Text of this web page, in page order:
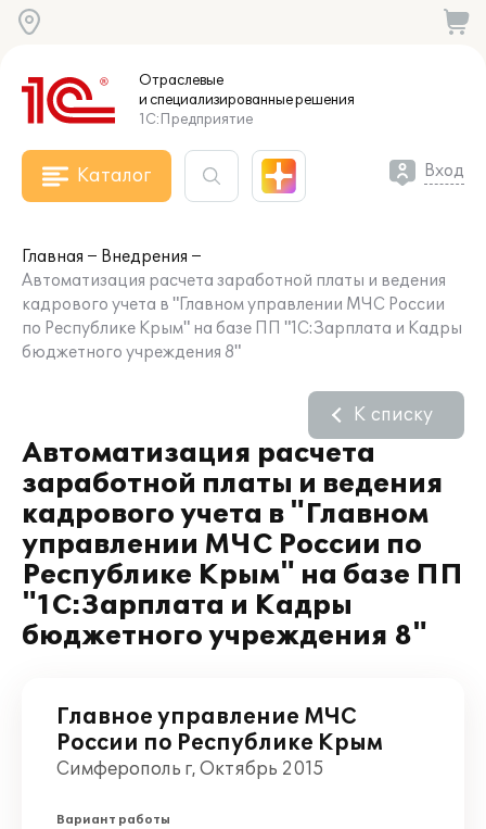
Отраслевые
и специализированныерешения
1С:Предприятие
Каталог Вход
Главная
Внедрения
Автоматизация расчета заработной платы и ведения
кадрового учета в "Главном управлении МЧС России
по Республике Крым" на базе ПП "1С:Зарплата и Кадры
бюджетного учреждения 8"
Автоматизация расчета
заработной платы и ведения
кадрового учета в "Главном
управлении МЧС России по
Республике Крым" на базе ПП
"1С:Зарплата и Кадры
бюджетного учреждения 8"
К списку
Главное управление МЧС
России по Республике Крым
Симферополь г, Октябрь 2015
Вариант работы